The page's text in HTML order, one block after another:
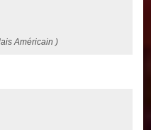
Américain )